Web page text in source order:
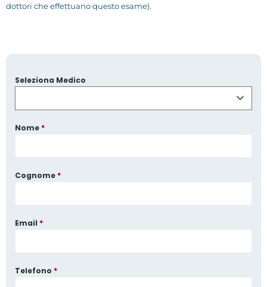
dottori che effettuano questo esame).
Seleziona Medico
Nome *
Cognome *
Email *
Telefono *